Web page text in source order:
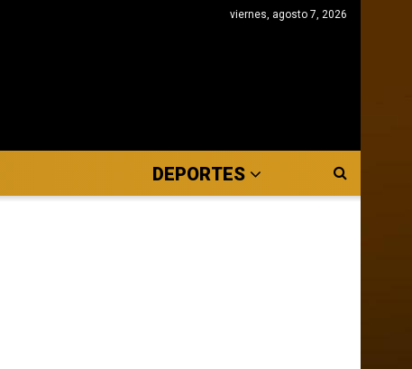
viernes, agosto 7, 2026
DEPORTES